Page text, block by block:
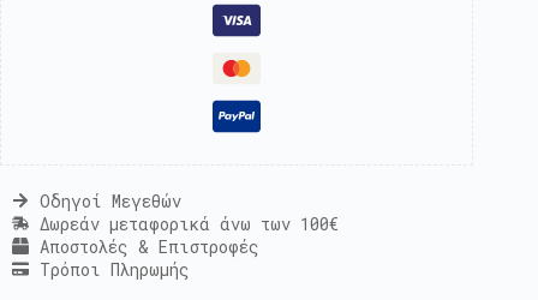
Οδηγοί Μεγεθών
Δωρεάν μεταφορικά άνω των 100€
Αποστολές & Επιστροφές
Τρόποι Πληρωμής